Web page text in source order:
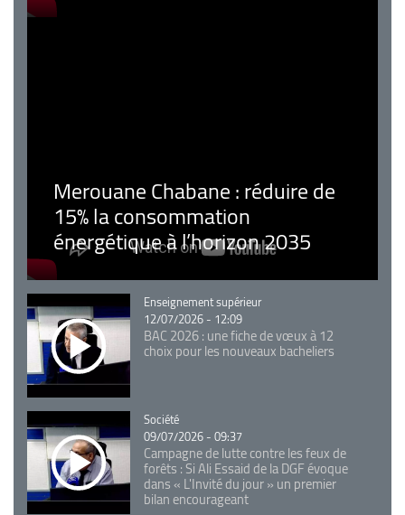
Merouane Chabane : réduire de
15% la consommation
énergétique à l’horizon 2035
Catégorie
Enseignement supérieur
12/07/2026 - 12:09
BAC 2026 : une fiche de vœux à 12
choix pour les nouveaux bacheliers
Catégorie
Société
09/07/2026 - 09:37
Campagne de lutte contre les feux de
forêts : Si Ali Essaid de la DGF évoque
dans « L'Invité du jour » un premier
bilan encourageant